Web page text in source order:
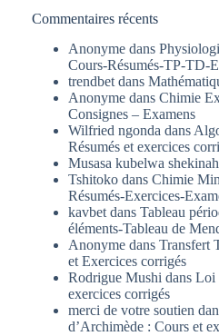
Commentaires récents
Anonyme dans
Cours-Résumés-TP-TD-
trendbet dans
Anonyme dans Chimie
Consignes – Examens
Wilfried ngonda dans
Résumés et exercices
Musasa kubelwa shekinah
Tshitoko dans Chimie
Résumés-Exercices-
kavbet dans Tableau
éléments-Tableau de
Anonyme dans Transfert
et Exercices corrigés
Rodrigue Mushi dans Loi
exercices corrigés
merci de votre soutien
d’Archimède : Cours et